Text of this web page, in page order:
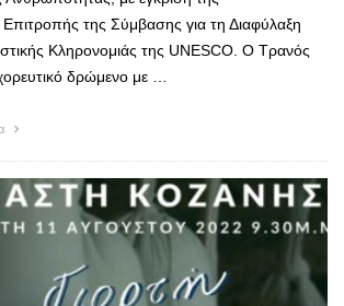
Επιτροπής της Σύμβασης για τη Διαφύλαξη
Κληρονομιάς της UNESCO. Ο Τρανός
δρώμενο με …